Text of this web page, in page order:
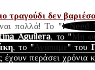
τραγούδι δεν
πολλά! Το "I Need
Aguilera, το " Μη
, το "Αγάπαμε" του
περάσει χρόνια